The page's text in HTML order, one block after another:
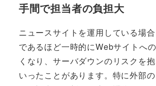
手間で担当者の負担大
ニュースサイトを運用している場
であるほど一時的にWebサイトへ
くなり、サーバダウンのリスクを
いったことがあります。特に外部